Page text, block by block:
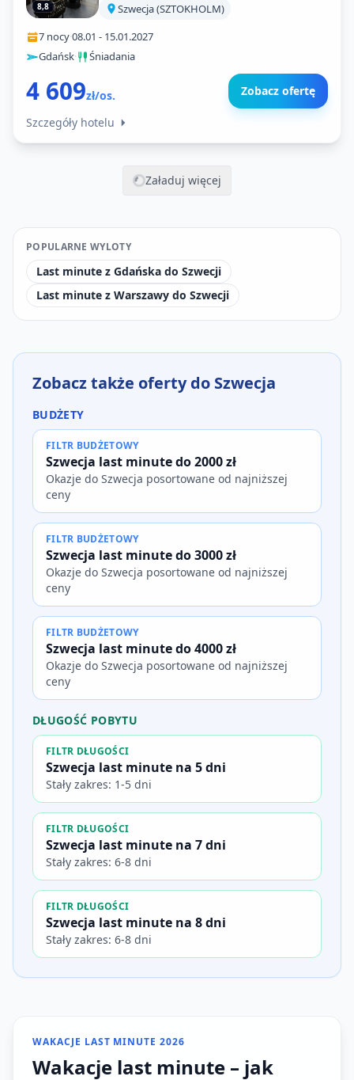
8,8
Szwecja (SZTOKHOLM)
7 nocy·08.01 - 15.01.2027
Gdańsk· Śniadania
4 609zł/os. Zobacz ofertę
Szczegóły hotelu
Załaduj więcej
POPULARNE WYLOTY
Last minute z Gdańska do Szwecji
Last minute z Warszawy do Szwecji
Zobacz także oferty do Szwecja
BUDŻETY
FILTR BUDŻETOWY
Szwecja last minute do 2000 zł
Okazje do Szwecja posortowane od najniższej
ceny
FILTR BUDŻETOWY
Szwecja last minute do 3000 zł
Okazje do Szwecja posortowane od najniższej
ceny
FILTR BUDŻETOWY
Szwecja last minute do 4000 zł
Okazje do Szwecja posortowane od najniższej
ceny
DŁUGOŚĆ POBYTU
FILTR DŁUGOŚCI
Szwecja last minute na 5 dni
Stały zakres: 1-5 dni
FILTR DŁUGOŚCI
Szwecja last minute na 7 dni
Stały zakres: 6-8 dni
FILTR DŁUGOŚCI
Szwecja last minute na 8 dni
Stały zakres: 6-8 dni
WAKACJE LAST MINUTE 2026
Wakacje last minute – jak